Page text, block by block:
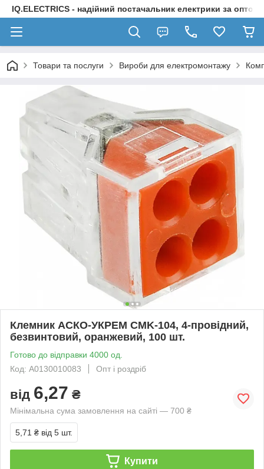
IQ.ELECTRICS - надійний постачальник електрики за
Товари та послуги Вироби для електромонтажу
Клемник АСКО-УКРЕМ CMK-104, 4-провідний,
безвинтовий, оранжевий, 100 шт.
Готово до відправки 4000 од.
Код: A0130010083
Опт і роздріб
від 6,27 ₴
Мінімальна сума замовлення на сайті — 700 ₴
5,71 ₴ від 5 шт.
Купити